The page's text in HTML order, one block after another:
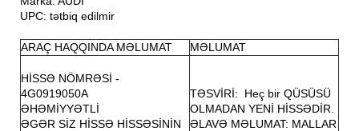
UPC: tətbiq edilmir
ARAÇ HAQQINDA MƏLUMAT MƏLUMAT
HİSSƏ NÖMRƏSİ -
4G0919050A
ƏHƏMİYYƏTLİ
ƏGƏR SİZ HİSSƏ HİSSƏSİNİN
TƏSVİRİ: Heç bir QÜSÜSÜ
OLMADAN YENİ HİSSƏDİR.
ƏLAVƏ MƏLUMAT: MALLAR